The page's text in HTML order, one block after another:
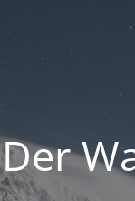
Der